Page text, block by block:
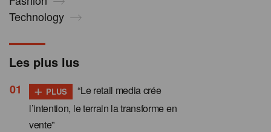
Technology
Les plus lus
+ PLUS
“Le retail media crée
l’intention, le terrain la transforme en
vente”